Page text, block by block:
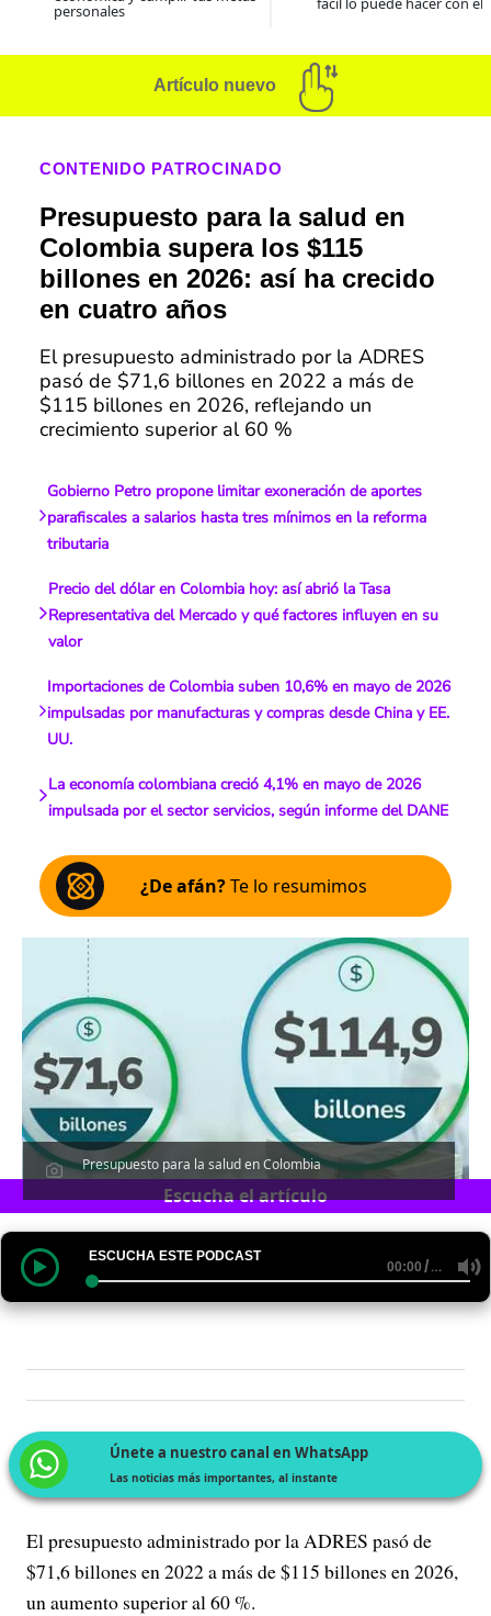
personales
Artículo nuevo
CONTENIDO PATROCINADO
Presupuesto para la salud en
Colombia supera los $115
billones en 2026: así ha crecido
en cuatro años
El presupuesto administrado por la ADRES
pasó de $71,6 billones en 2022 a más de
$115 billones en 2026, reflejando un
crecimiento superior al 60 %
Gobierno Petro propone limitar exoneración de aportes
parafiscales a salarios hasta tres mínimos en la reforma
tributaria
Precio del dólar en Colombia hoy: así abrió la Tasa
Representativa del Mercado y qué factores influyen en su
valor
Importaciones de Colombia suben 10,6% en mayo de 2026
impulsadas por manufacturas y compras desde China y EE.
UU.
La economía colombiana creció 4,1% en mayo de 2026
impulsada por el sector servicios, según informe del DANE
¿De afán?Te lo resumimos
Presupuesto para la salud en Colombia
Escucha el artículo
ESCUCHA ESTE PODCAST
00:00 /…
Únete a nuestro canal en WhatsApp
Las noticias más importantes, al instante
El presupuesto administrado por la ADRES pasó de
$71,6 billones en 2022 a más de $115 billones en 2026,
un aumento superior al 60 %.